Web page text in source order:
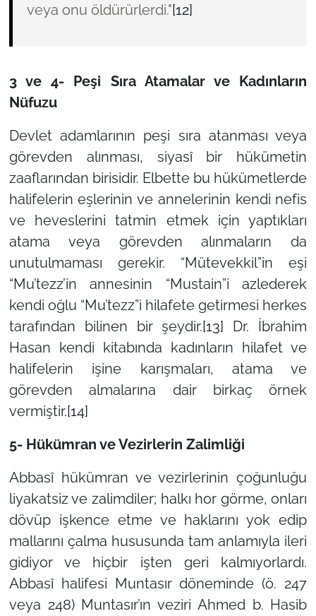
veya onu öldürürlerdi."[12]
3 ve 4- Peşi Sıra Atamalar ve Kadınların
Nüfuzu
Devlet adamlarının peşi sıra atanması veya
görevden alınması, siyasî bir hükümetin
zaaflarından birisidir. Elbette bu hükümetlerde
halifelerin eşlerinin ve annelerinin kendi nefis
ve heveslerini tatmin etmek için yaptıkları
atama veya görevden alınmaların da
unutulmaması gerekir. “Mütevekkil”in eşi
“Mu’tezz’in annesinin “Mustain”i azlederek
kendi oğlu “Mu’tezz”i hilafete getirmesi herkes
tarafından bilinen bir şeydir.[13] Dr. İbrahim
Hasan kendi kitabında kadınların hilafet ve
halifelerin işine karışmaları, atama ve
görevden almalarına dair birkaç örnek
vermiştir.[14]
5- Hükümran ve Vezirlerin Zalimliği
Abbasî hükümran ve vezirlerinin çoğunluğu
liyakatsiz ve zalimdiler; halkı hor görme, onları
dövüp işkence etme ve haklarını yok edip
mallarını çalma hususunda tam anlamıyla ileri
gidiyor ve hiçbir işten geri kalmıyorlardı.
Abbasî halifesi Muntasır döneminde (ö. 247
veya 248) Muntasır’ın veziri Ahmed b. Hasib